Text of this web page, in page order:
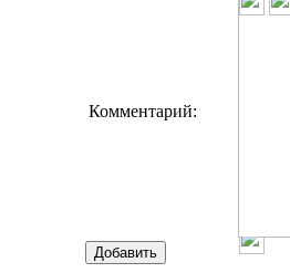
Комментарий: